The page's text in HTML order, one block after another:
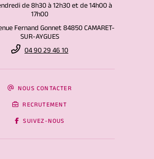
de 8h30 à 12h30 et de 14h00 à
17h00
Fernand Gonnet 84850 CAMARET-
SUR-AYGUES
04 90 29 46 10
NOUS CONTACTER
RECRUTEMENT
SUIVEZ-NOUS